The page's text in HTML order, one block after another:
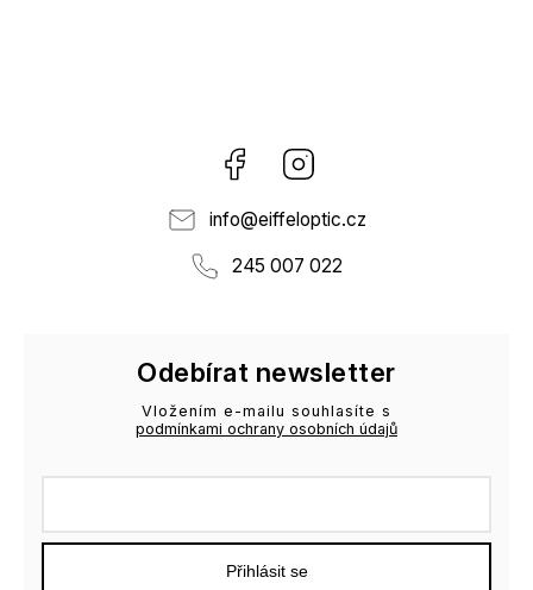
Facebook
info@eiffeloptic.cz
245 007 022
Odebírat newsletter
Vložením e-mailu souhlasíte s
podmínkami ochrany osobních údajů
Přihlásit se